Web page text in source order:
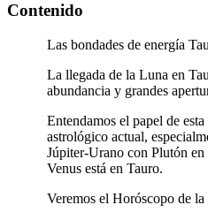
Contenido
Las bondades de energía
La llegada de la Luna en
abundancia y grandes
Entendamos el papel de
astrológico actual,
Júpiter-Urano con Plutón
Venus está en Tauro.
Veremos el Horóscopo de